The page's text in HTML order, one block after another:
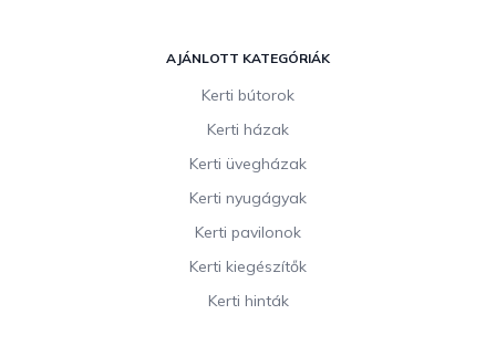
AJÁNLOTT KATEGÓRIÁK
Kerti bútorok
Kerti házak
Kerti üvegházak
Kerti nyugágyak
Kerti pavilonok
Kerti kiegészítők
Kerti hinták